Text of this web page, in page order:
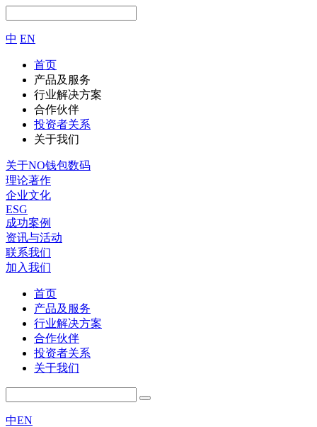
中 EN
首页
产品及服务
行业解决方案
合作伙伴
投资者关系
关于我们
关于NO钱包数码
理论著作
企业文化
ESG
成功案例
资讯与活动
联系我们
加入我们
首页
产品及服务
行业解决方案
合作伙伴
投资者关系
关于我们
中EN